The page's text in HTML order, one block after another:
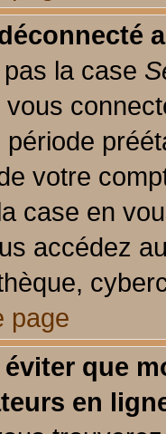
la case
votre
case en
accédez
page
que
en